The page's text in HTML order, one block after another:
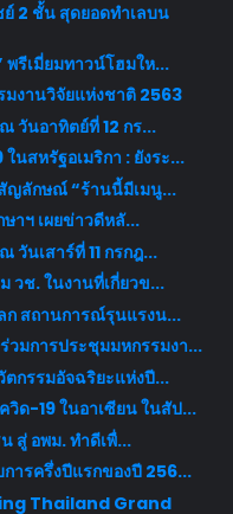
2 ชั้น สุดยอดทำเลบน
พรีเมี่ยมทาวน์โฮมให...
งานวิจัยแห่งชาติ 2563
วันอาทิตย์ที่ 12 กร...
นสหรัฐอเมริกา : ยังระ...
ญลักษณ์ “ร้านนี้มีเมนู...
าฯ เผยข่าวดีหลั...
นเสาร์ที่ 11 กรกฎ...
วช. ในงานที่เกี่ยวข...
ก สถานการณ์รุนแรงน...
วมการประชุมมหกรรมงา...
ตกรรมอัจฉริยะแห่งปี...
ด-19 ในอาเซียน ในสัป...
สู่ อพม. ทำดีเพื่...
การครึ่งปีแรกของปี 256...
Thailand Grand